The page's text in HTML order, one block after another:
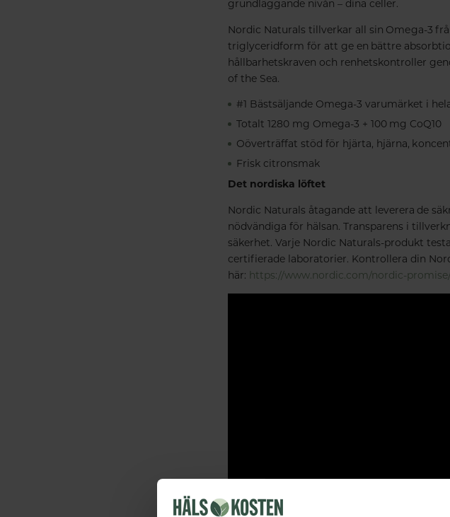
grundläggande nivån – dina celler.
Nordic Naturals tillverkar all sin Omega-3
triglyceridform för att ge en bättre
hållbarhetskraven och renhetskontroller
of the Sea.
#1 Bästsäljande Omega-3 varumärket i
Totalt 1280 mg Omega-3 + 100 mg CoQ10
Oöverträffat stöd för hjärta, hjärna,
Frisk citronsmak
Det nordiska löftet
Nordic Naturals åtagande att leverera de
nödvändiga för hälsan. Transparens i
säkerhet. Varje Nordic Naturals-produkt
certifierade laboratorier. Kontrollera din
här: https://www.nordic.com/nordic-